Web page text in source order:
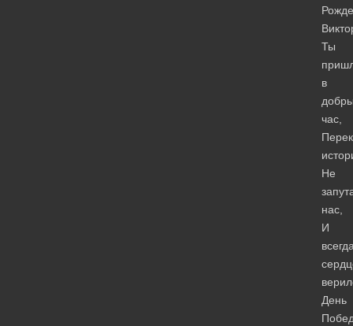
Ты
в
час,
Не
нас,
И
День